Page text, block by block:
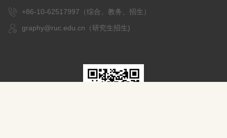
+86-10-62517997（综合、教务、招生）
graphy@ruc.edu.cn（研究生招生)